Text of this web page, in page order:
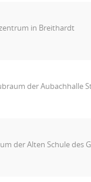
in Breithardt
der Aubachhalle
der Alten Schule des